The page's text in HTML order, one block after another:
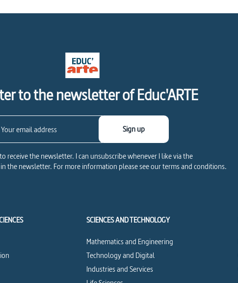
to the newsletter of Educ'ARTE
receive the newsletter. I can unsubscribe whenever I like via the
the newsletter. For more information please see our terms and conditions.
Sign up
SCIENCES AND TECHNOLOGY
Mathematics and Engineering
Technology and Digital
Industries and Services